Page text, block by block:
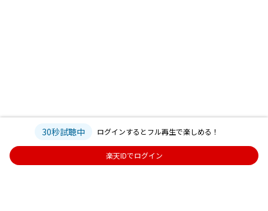
30秒試聴中 ログインするとフル再生で楽しめる！
楽天IDでログイン